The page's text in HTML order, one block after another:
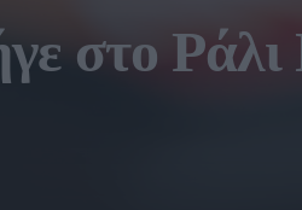
στο Ράλι